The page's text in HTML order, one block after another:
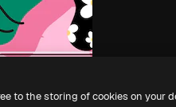
to the storing of cookies on your